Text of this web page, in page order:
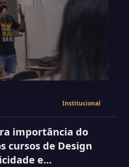
Institucional
importância do
cursos de Design
e